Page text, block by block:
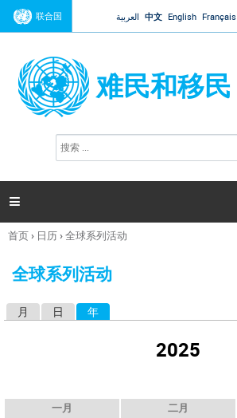
Jump to navigation
联合国 العربية 中文 English Français
难民和移民
搜
索

你
这
首页› 日历›全球系列活动
全球系列活动
月 日 年
2025
一月 二月